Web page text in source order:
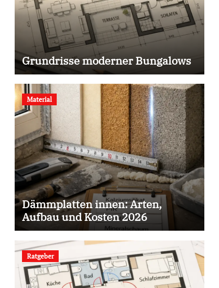
Grundrisse moderner Bungalows
Material
Dämmplatten innen: Arten,
Aufbau und Kosten 2026
Ratgeber